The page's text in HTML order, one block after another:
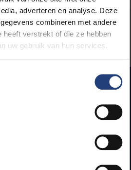
adverteren en analyse. Deze
combineren met andere
heeft verstrekt of die ze hebben
uw gebruik van hun services.
op deze pagina?
het ons weten